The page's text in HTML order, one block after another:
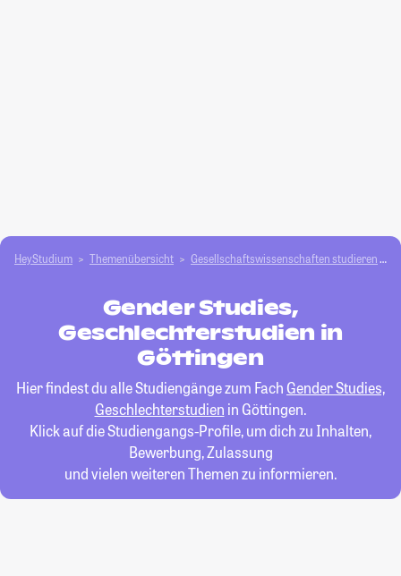
HeyStudium Themenübersicht Gesellschafts­­wissenschaften studieren
Gender Studies,
Geschlechterstudien in
Göttingen
Hier findest du alle Studiengänge zum Fach Gender Studies,
Geschlechterstudien in Göttingen.
Klick auf die Studiengangs-Profile, um dich zu Inhalten,
Bewerbung, Zulassung
und vielen weiteren Themen zu informieren.